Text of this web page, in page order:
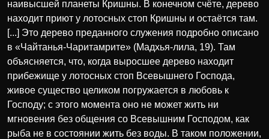
наивысшей планеты Кришны. В конечном счёте, дерево
находит приют у лотосных стоп Кришны и остаётся там.
[...] Это дерево преданного служения подробно описано
в «Чайтанья-Чаритамрите» (Мадхья-лила, 19). Там
объясняется, что, когда выросшее дерево находит
прибежище у лотосных стоп Всевышнего Господа,
живое существо целиком погружается в любовь к
Господу; с этого момента оно не может жить ни
мгновения без общения со Всевышним Господом, как
рыба не в состоянии жить без воды. В таком положении,